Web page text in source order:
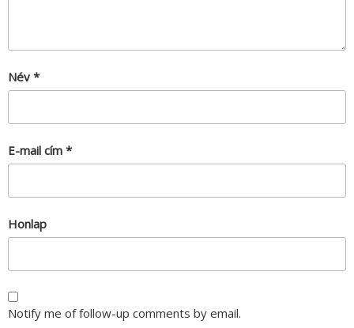
Név *
E-mail cím *
Honlap
Notify me of follow-up comments by email.